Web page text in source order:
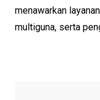
menawarkan
multiguna, serta